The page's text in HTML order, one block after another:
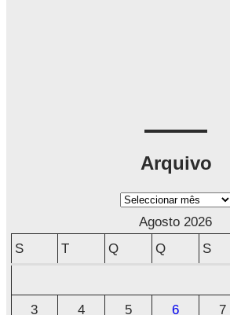
Arquivo
A
v
Agosto 2026
S
T Q Q S
3
4 5 6 7